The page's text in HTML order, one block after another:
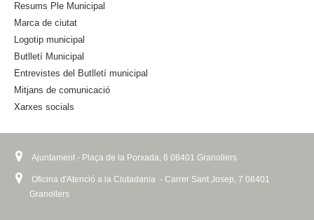
t
e
r
n
a
Resums Ple Municipal
Marca de ciutat
Logotip municipal
Butlletí Municipal
Entrevistes del Butlletí municipal
Mitjans de comunicació
Xarxes socials
Ajuntament - Plaça de la Porxada, 6 08401 Granollers
Oficina d'Atenció a la Ciutadania - Carrer Sant Josep, 7 08401
Granollers